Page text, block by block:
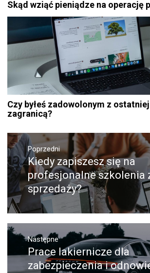
Skąd wziąć pieniądze na operację
Czy byłeś zadowolonym z
zagranicą?
Nawigacja
wpisu
Poprzedni
Poprzedni
wpis:
Kiedy zapiszesz się na
profesjonalne szkolenia
sprzedaży?
Następne
Następny
post:
Prace lakiernicze dla
zabezpieczenia i